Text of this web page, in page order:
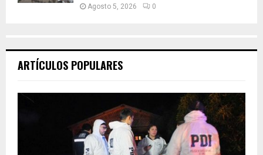
Agosto 5, 2026 0
ARTÍCULOS POPULARES